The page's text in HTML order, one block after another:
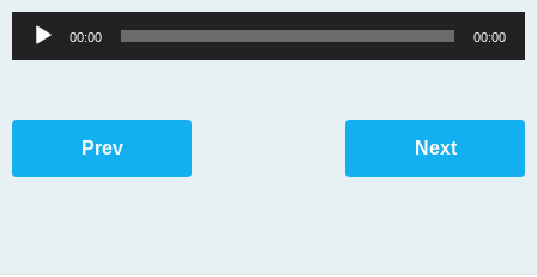
阅读文章
Audio
Player
00:00 00:00
Prev Next